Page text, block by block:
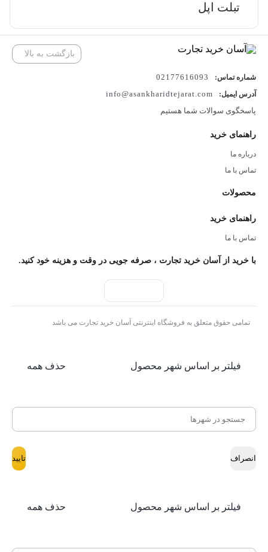
تبلت اپل
بازگشت به بالا
شماره تماس: 02177616093
آدرس ایمیل:
info@asankharidtejarat.com
پاسخگوی سوالات شما هستیم
راهنمای خرید
درباره ما
تماس با ما
محصولات
راهنمای خرید
تماس با ما
با خرید از آسان خرید تجارت ، صرفه جویی در وقت و هزینه خود کنید.
تمامی حقوق متعلق به فروشگاه اینترنتی آسان خرید تجارت می باشد
فیلتر بر اساس شهر محصول حذف همه
انصراف تایید
فیلتر بر اساس شهر محصول حذف همه